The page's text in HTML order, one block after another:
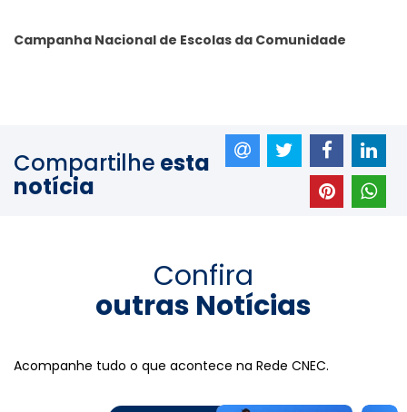
Campanha Nacional de Escolas da Comunidade
Compartilhe esta
notícia
Confira
outras Notícias
Acompanhe tudo o que acontece na Rede CNEC.